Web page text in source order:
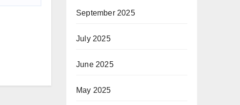
September 2025
July 2025
June 2025
May 2025